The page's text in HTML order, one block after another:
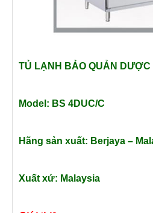
TỦ LẠNH BẢO QUẢN DƯỢC
Model: BS 4DUC/C
Hãng sản xuất: Berjaya –
Xuất xứ: Malaysia